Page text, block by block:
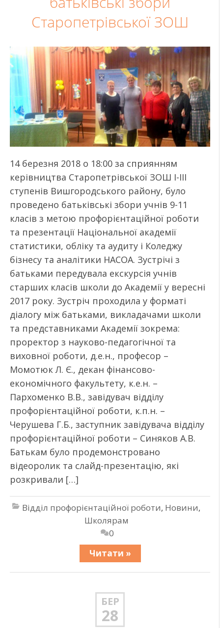
Старопетрівської ЗОШ
14 березня 2018 о 18:00 за сприянням
керівництва Старопетрівської ЗОШ І-ІІІ
ступенів Вишгородського району, було
проведено батьківські збори учнів 9-11
класів з метою профорієнтаційної роботи
та презентації Національної академії
статистики, обліку та аудиту і Коледжу
бізнесу та аналітики НАСОА. Зустрічі з
батьками передувала екскурсія учнів
старших класів школи до Академії у вересні
2017 року. Зустріч проходила у форматі
діалогу між батьками, викладачами школи
та представниками Академії зокрема:
проректор з науково-педагогічної та
виховної роботи, д.е.н., професор –
Момотюк Л. Є., декан фінансово-
економічного факультету, к.е.н. –
Пархоменко В.В., завідувач відділу
профорієнтаційної роботи, к.п.н. –
Черушева Г.Б., заступник завідувача відділу
профорієнтаційної роботи – Синяков А.В.
Батькам було продемонстровано
відеоролик та слайд-презентацію, які
розкривали […]
Відділ профорієнтаційної роботи, Новини,
Школярам
0
Читати »
БЕР
28